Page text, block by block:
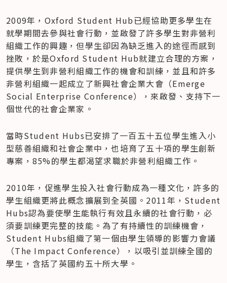
2009年，Oxford Student Hub已經協助更多學生在
就學期間去參與社會行動，並啟發了許多學生對非營利
組織工作的興趣，但學生卻因為缺乏進入的途徑而感到
挫敗，於是Oxford Student Hub就建立合理的方案，
提供學生到非營利組織工作的機會和訓練，並且和許多
非營利組織一起成立了新興社會企業大會（Emerge
Social Enterprise Conference），來啟發、支持下一
個世代的社會企業家。
當時Student Hubs已安排了一百五十五位學生進入小
型慈善組織和社會企業中，也培育了五十項的學生創新
專案，85%的學生都渴望求職於非營利組織工作。
2010年，促進學生投入社會行動成為一種文化，許多的
學生組織更將此概念擴展到全英國。2011年，Student
Hubs認為要使學生能執行有效且永續的社會行動，必
須要訓練更完整的技能。為了有持續性的訓練機會，
Student Hubs組織了第一個由學生領導的影響力會議
（The Impact Conference），以吸引並訓練全國的
學生，含括了英國約五十所大學。